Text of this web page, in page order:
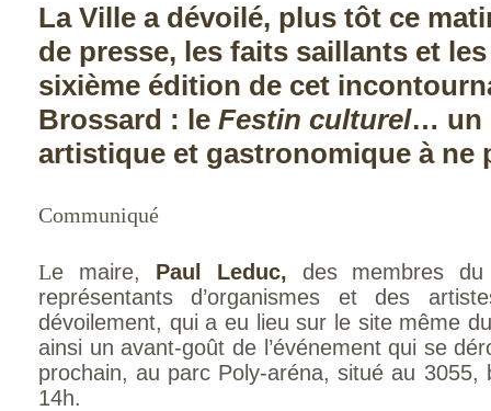
La Ville a dévoilé, plus tôt ce
de presse, les faits saillants et
sixième édition de cet
Brossard : le Festin culturel… un
artistique et gastronomique à ne
Communiqué
Le maire, Paul Leduc, des membres du
représentants d’organismes et des
dévoilement, qui a eu lieu sur le site même
ainsi un avant-goût de l’événement qui se
prochain, au parc Poly-aréna, situé au 3055,
14h.